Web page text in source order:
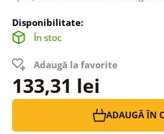
Disponibilitate:
În stoc
Adaugă la favorite
133,31 lei
ADAUGĂ ÎN